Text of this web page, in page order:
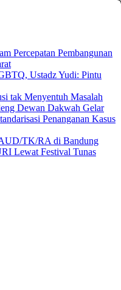
Percepatan Pembangunan
Ustadz Yudi: Pintu
tak Menyentuh Masalah
Dewan Dakwah Gelar
Penanganan Kasus
TK/RA di Bandung
Lewat Festival Tunas